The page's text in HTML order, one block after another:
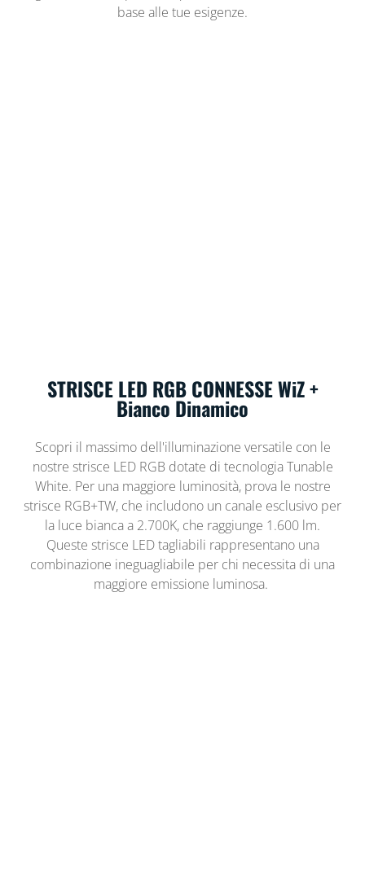
base alle tue esigenze.
STRISCE LED RGB CONNESSE WiZ +
Bianco Dinamico
Scopri il massimo dell'illuminazione versatile con le
nostre strisce LED RGB dotate di tecnologia Tunable
White. Per una maggiore luminosità, prova le nostre
strisce RGB+TW, che includono un canale esclusivo per
la luce bianca a 2.700K, che raggiunge 1.600 lm.
Queste strisce LED tagliabili rappresentano una
combinazione ineguagliabile per chi necessita di una
maggiore emissione luminosa.